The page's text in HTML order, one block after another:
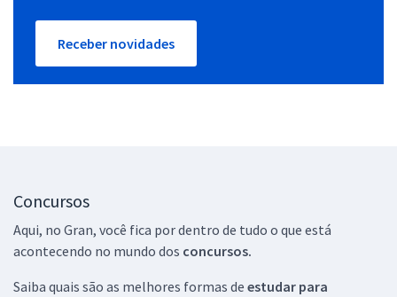
Receber novidades
Concursos
Aqui, no Gran, você fica por dentro de tudo o que está
acontecendo no mundo dos concursos.
Saiba quais são as melhores formas de estudar para